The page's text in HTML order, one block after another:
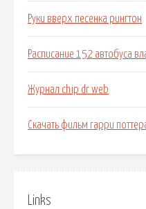
Руки вверх песенка рингтон
Расписание 152 автобуса
Журнал chip dr web
Скачать фильм гарри
Links